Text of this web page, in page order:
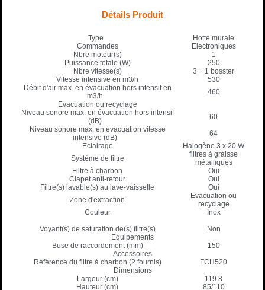
Détails Produit
Type
Hotte murale
Commandes
Electroniques
Nbre moteur(s)
1
Puissance totale (W)
250
Nbre vitesse(s)
3 + 1 bosster
Vitesse intensive en m3/h
530
Débit d'air max. en évacuation hors intensif en
m3/h
460
Evacuation ou recyclage
Niveau sonore max. en évacuation hors intensif
(dB)
60
Niveau sonore max. en évacuation vitesse
intensive (dB)
64
Eclairage
Halogène 3 x 20 W
Système de filtre
filtres à graisse
métalliques
Filtre à charbon
Oui
Clapet anti-retour
Oui
Filtre(s) lavable(s) au lave-vaisselle
Oui
Zone d'extraction
Evacuation ou
recyclage
Couleur
Inox
Voyant(s) de saturation de(s) filtre(s)
Non
Equipements
Buse de raccordement (mm)
150
Accessoires
Référence du filtre à charbon (2 fournis)
FCH520
Dimensions
Largeur (cm)
119.8
Hauteur (cm)
85/110